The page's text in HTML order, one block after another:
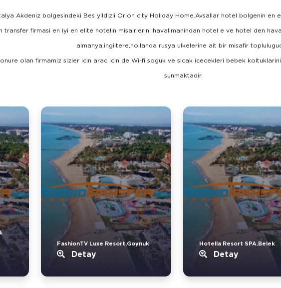
Akdeniz bolgesindeki Bes yildizli Orion city Holiday Home.Avsallar hotel bolgenin en
transfer firmasi en iyi en elite hotelin misairlerini havalimanindan hotel e ve hotel den
almanya,ingiltere,hollanda rusya ulkelerine ait bir misafir
olan firmamiz sizler icin arac icin de Wi-fi soguk ve sicak icecekleri bebek
sunmaktadir.
FashionTV Luxe Resort.Goynuk
Detay
Hotella Resort SPA.Belek
Detay